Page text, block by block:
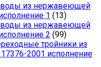
из нержавеющей
1 (13)
из нержавеющей
2 (99)
тройники из
2001 исполнение